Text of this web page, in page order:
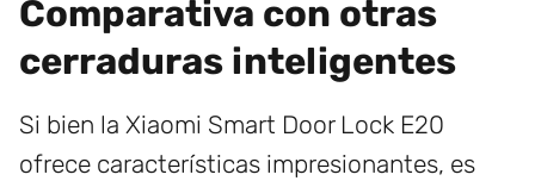
Comparativa con otras
cerraduras inteligentes
Si bien la Xiaomi Smart Door Lock E20
ofrece características impresionantes, es